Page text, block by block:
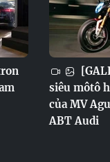
siêu môtô
của MV
ABT Audi